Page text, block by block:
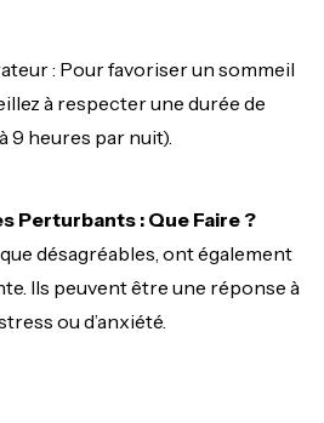
: Pour favoriser un sommeil
à respecter une durée de
9 heures par nuit).
Perturbants : Que Faire ?
désagréables, ont également
Ils peuvent être une réponse à
ou d’anxiété.